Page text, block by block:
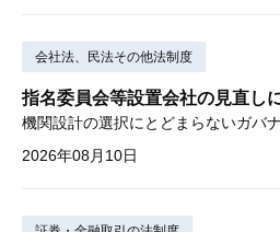
会社法、民法その他法制度
指名委員会等設置会社の見直し
2026年08月10日